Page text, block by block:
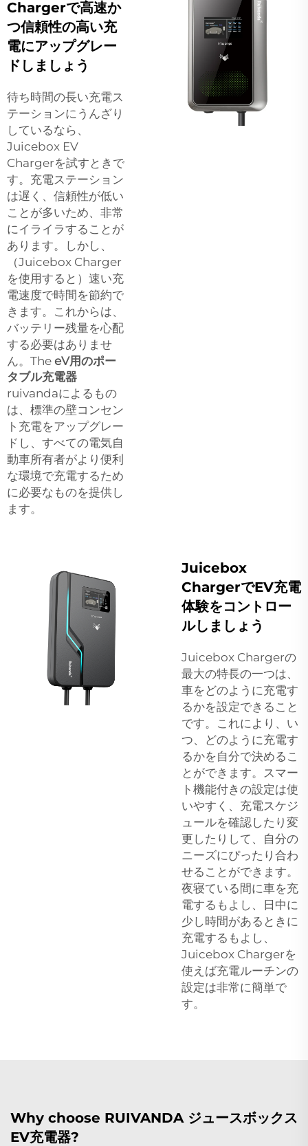
Chargerで高速か
つ信頼性の高い充
電にアップグレー
ドしましょう
待ち時間の長い充電ス
テーションにうんざり
しているなら、
Juicebox EV
Chargerを試すときで
す。充電ステーション
は遅く、信頼性が低い
ことが多いため、非常
にイライラすることが
あります。しかし、
（Juicebox Charger
を使用すると）速い充
電速度で時間を節約で
きます。これからは、
バッテリー残量を心配
する必要はありませ
ん。The eV用のポー
タブル充電器
ruivandaによるもの
は、標準の壁コンセン
ト充電をアップグレー
ドし、すべての電気自
動車所有者がより便利
な環境で充電するため
に必要なものを提供し
ます。
Juicebox
ChargerでEV充電
体験をコントロー
ルしましょう
Juicebox Chargerの
最大の特長の一つは、
車をどのように充電す
るかを設定できること
です。これにより、い
つ、どのように充電す
るかを自分で決めるこ
とができます。スマー
ト機能付きの設定は使
いやすく、充電スケジ
ュールを確認したり変
更したりして、自分の
ニーズにぴったり合わ
せることができます。
夜寝ている間に車を充
電するもよし、日中に
少し時間があるときに
充電するもよし、
Juicebox Chargerを
使えば充電ルーチンの
設定は非常に簡単で
す。
Why choose RUIVANDA ジュースボックス
EV充電器?